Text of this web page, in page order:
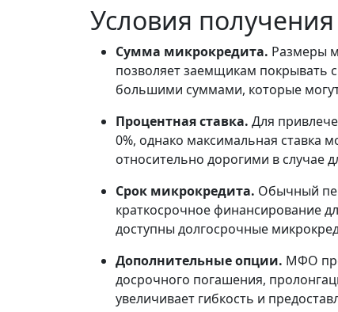
Условия
Сумма микрокредита. Размеры
позволяет заемщикам покрывать
большими суммами, которые
Процентная ставка. Для
0%, однако максимальная ставка
относительно дорогими в случае
Срок микрокредита. Обычный
краткосрочное финансирование
доступны долгосрочные
Дополнительные опции. МФО
досрочного погашения,
увеличивает гибкость и